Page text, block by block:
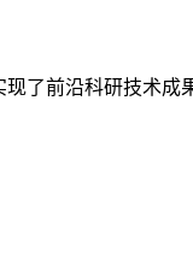
了前沿科研技术